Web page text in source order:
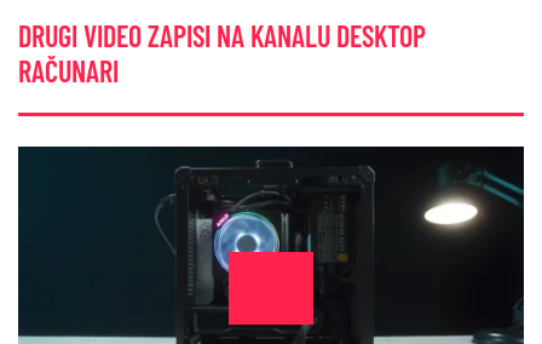
DRUGI VIDEO ZAPISI NA KANALU DESKTOP
RAČUNARI